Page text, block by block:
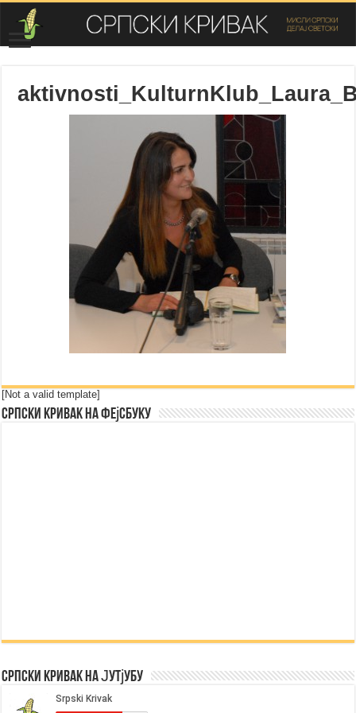
[Not a valid template]
Српски Кривак на Фејсбуку
Српски Кривак на Јутјубу